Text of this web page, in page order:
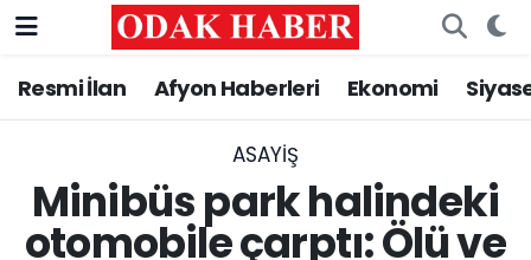
Resmi İlan Afyon Haberleri Ekonomi
ASAYİŞ
Minibüs park halindeki
otomobile çarptı: Ölü ve
AFYONKARAHİSAR HABERLERİ
ASAYİŞ
Nöbetçi Eczaneler
Trafik Durumu